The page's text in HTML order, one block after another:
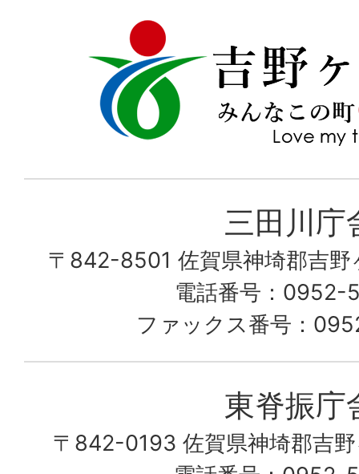
野
ヶ
里
な
町
て
my
town
三田川庁
〒842-8501 佐賀県神埼郡吉野
電話番号：0952-
ファックス番号：
東脊振庁
〒842-0193 佐賀県神埼郡吉